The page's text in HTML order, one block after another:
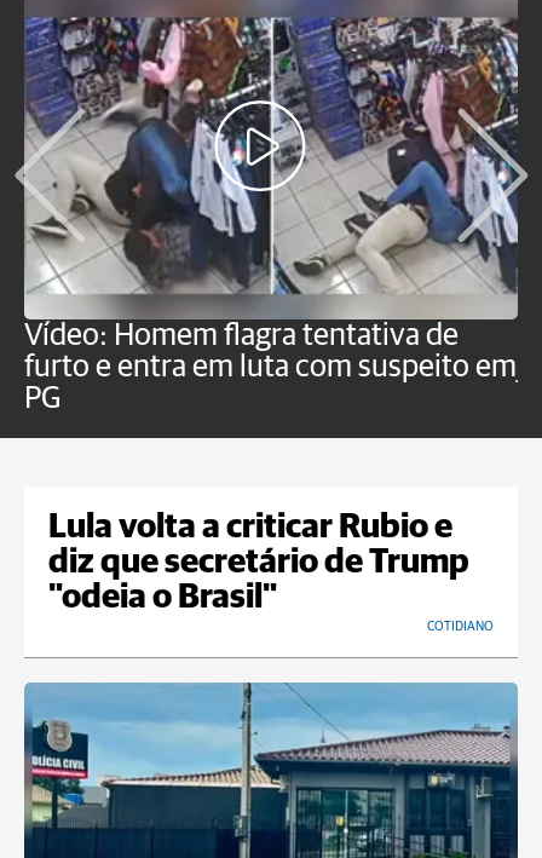
Vídeo: Homem flagra tentativa de
furto e entra em luta com suspeito em
PG
Lula volta a criticar Rubio e
diz que secretário de Trump
"odeia o Brasil"
COTIDIANO